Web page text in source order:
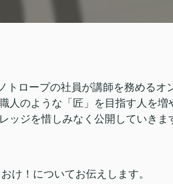
トロープの社員が講師を務めるオ
人のような「匠」を目指す人を増
ジを惜しみなく公開していきま
け！についてお伝えします。